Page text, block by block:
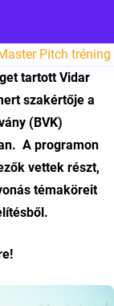
tartott Vidar
szakértője a
(BVK)
A programon
vettek részt,
témaköreit